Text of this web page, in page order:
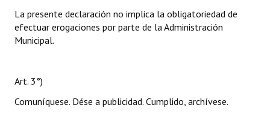
La presente declaración no implica la obligatoriedad de
efectuar erogaciones por parte de la Administración
Municipal.
Art. 3°)
Comuníquese. Dése a publicidad. Cumplido, archívese.